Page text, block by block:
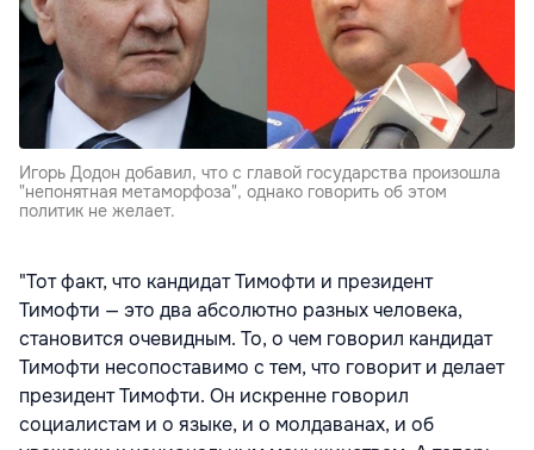
Игорь Додон добавил, что с главой государства произошла
"непонятная метаморфоза", однако говорить об этом
политик не желает.
"Тот факт, что кандидат Тимофти и президент
Тимофти — это два абсолютно разных человека,
становится очевидным. То, о чем говорил кандидат
Тимофти несопоставимо с тем, что говорит и делает
президент Тимофти. Он искренне говорил
социалистам и о языке, и о молдаванах, и об